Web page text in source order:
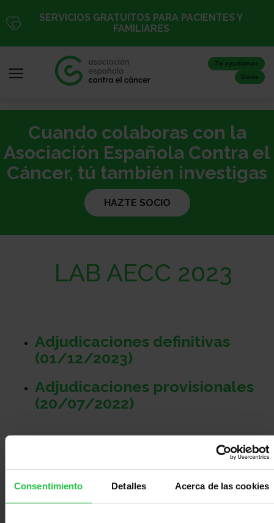
Consentimiento Detalles Acerca de las cookies
al
SERVICIOS GRATUITOS PARA PACIENTES Y
FAMILIARES
Te ayudamos
Dona
Iniciar
sesión
/
Registro
Inicio
Sobre
Cuando colaboras con la
Asociación Española Contra el
Cáncer, tú también investigas
HAZTE SOCIO
LAB AECC 2023
Adjudicaciones definitivas
(01/12/2023)
Adjudicaciones provisionales
(20/07/2022)